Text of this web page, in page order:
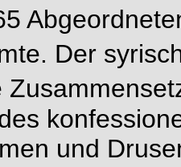
Der
und